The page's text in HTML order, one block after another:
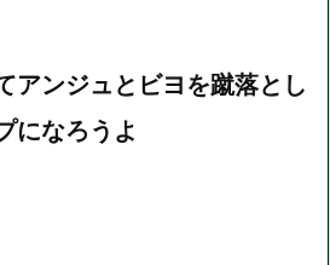
アンジュとビヨを蹴落とし
になろうよ